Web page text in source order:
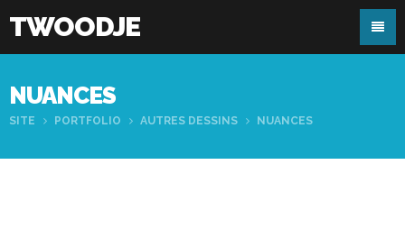
TWOODJE
NUANCES
SITE PORTFOLIO AUTRES DESSINS NUANCES